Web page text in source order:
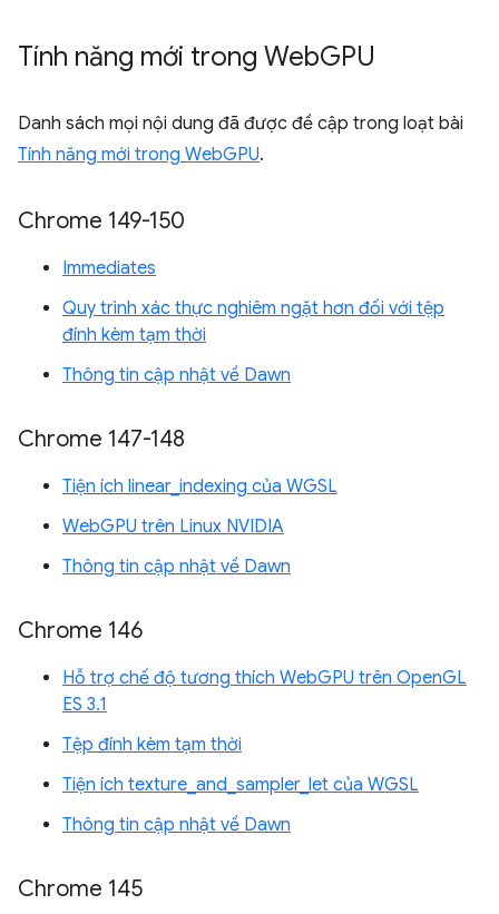
Tính năng mới trong WebGPU
Danh sách mọi nội dung đã được đề cập trong loạt bài
Tính năng mới trong WebGPU.
Chrome 149-150
Immediates
Quy trình xác thực nghiêm ngặt hơn đối với tệp
đính kèm tạm thời
Thông tin cập nhật về Dawn
Chrome 147-148
Tiện ích linear_indexing của WGSL
WebGPU trên Linux NVIDIA
Thông tin cập nhật về Dawn
Chrome 146
Hỗ trợ chế độ tương thích WebGPU trên OpenGL
ES 3.1
Tệp đính kèm tạm thời
Tiện ích texture_and_sampler_let của WGSL
Thông tin cập nhật về Dawn
Chrome 145